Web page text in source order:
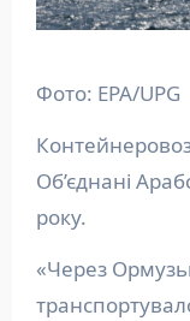
Фото: EPA/UPG
Контейнеровоз пливе Ормузькою протокою,
Об’єднані
року.
«Через